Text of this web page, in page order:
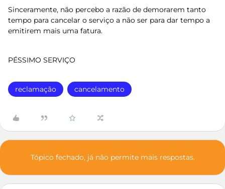
Sinceramente, não percebo a razão de demorarem tanto
tempo para cancelar o serviço a não ser para dar tempo a
emitirem mais uma fatura.
PÉSSIMO SERVIÇO
reclamação cancelamento
Tópico fechado, já não permite mais respostas.